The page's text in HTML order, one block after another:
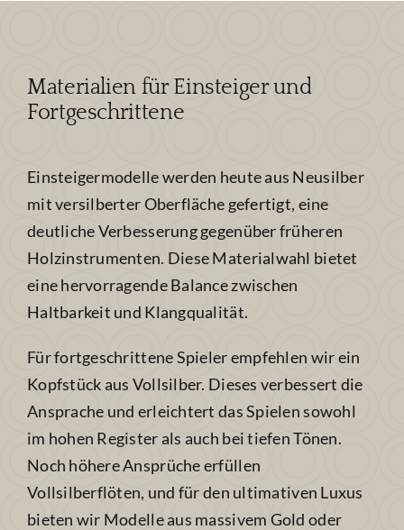
Materialien für Einsteiger und
Fortgeschrittene
Einsteigermodelle werden heute aus Neusilber
mit versilberter Oberfläche gefertigt, eine
deutliche Verbesserung gegenüber früheren
Holzinstrumenten. Diese Materialwahl bietet
eine hervorragende Balance zwischen
Haltbarkeit und Klangqualität.
Für fortgeschrittene Spieler empfehlen wir ein
Kopfstück aus Vollsilber. Dieses verbessert die
Ansprache und erleichtert das Spielen sowohl
im hohen Register als auch bei tiefen Tönen.
Noch höhere Ansprüche erfüllen
Vollsilberflöten, und für den ultimativen Luxus
bieten wir Modelle aus massivem Gold oder